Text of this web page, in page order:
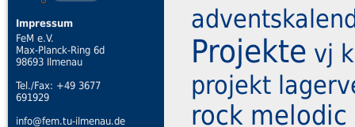
Impressum
FeM e.V.
Max-Planck-Ring 6d
98693 Ilmenau
Tel./Fax: +49 3677
691929
info@fem.tu-ilmenau.de
Projekte vj
projekt
rock melodic